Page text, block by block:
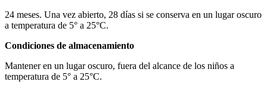
24 meses. Una vez abierto, 28 días si se conserva en un lugar oscuro
a temperatura de 5° a 25°C.
Condiciones de almacenamiento
Mantener en un lugar oscuro, fuera del alcance de los niños a
temperatura de 5° a 25°C.